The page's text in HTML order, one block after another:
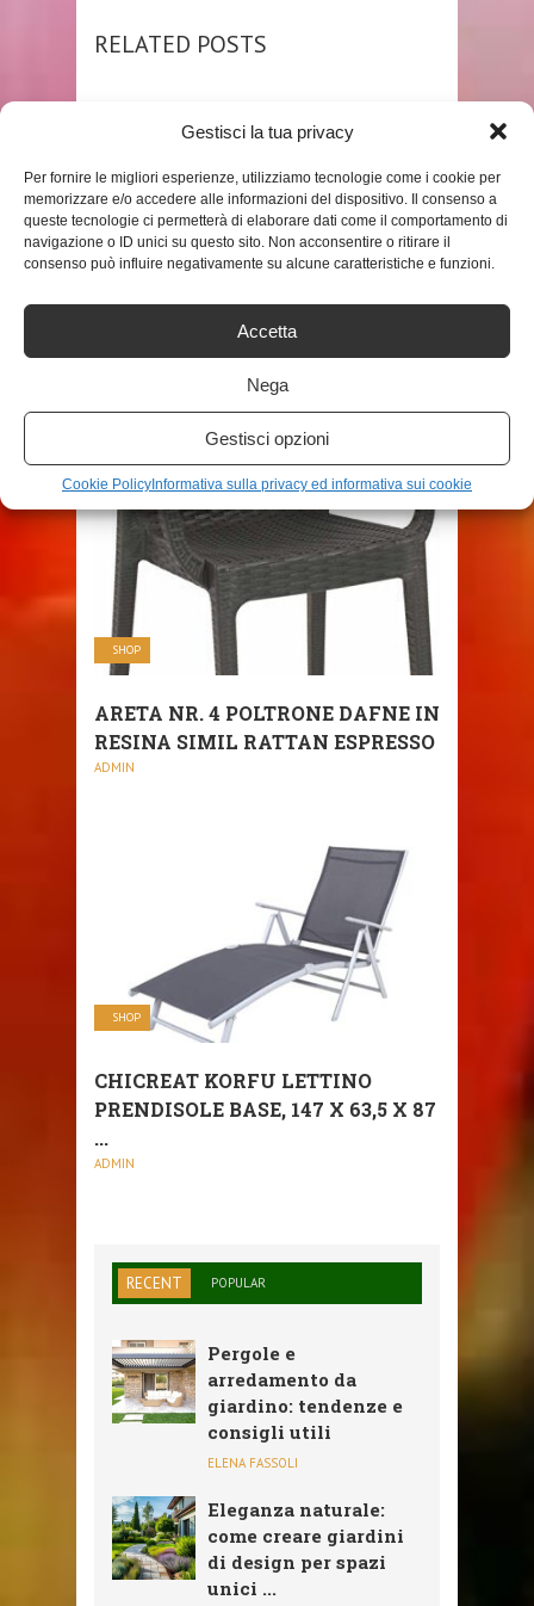
Gestisci la tua privacy
Per fornire le migliori esperienze, utilizziamo tecnologie come i cookie per
memorizzare e/o accedere alle informazioni del dispositivo. Il consenso a
queste tecnologie ci permetterà di elaborare dati come il comportamento di
navigazione o ID unici su questo sito. Non acconsentire o ritirare il
consenso può influire negativamente su alcune caratteristiche e funzioni.
Accetta
Nega
Gestisci opzioni
Cookie Policy Informativa sulla privacy ed informativa sui cookie
RELATED POSTS
FREDRIKSON STALLARD – SEDIA
SHOP
ARETA NR. 4 POLTRONE DAFNE IN
RESINA SIMIL RATTAN ESPRESSO
ADMIN
SHOP
CHICREAT KORFU LETTINO
PRENDISOLE BASE, 147 X 63,5 X 87
...
ADMIN
RECENT POPULAR
Pergole e
arredamento da
giardino: tendenze e
consigli utili
ELENA FASSOLI
Eleganza naturale:
come creare giardini
di design per spazi
unici ...